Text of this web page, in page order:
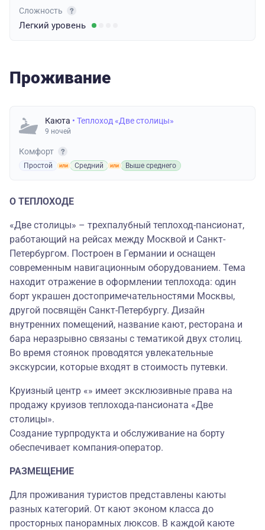
Сложность
Легкий уровень
Проживание
Каюта • Теплоход «Две столицы»
9 ночей
Комфорт
Простой Средний Выше среднего
О ТЕПЛОХОДЕ
«Две столицы» – трехпалубный теплоход-пансионат,
работающий на рейсах между Москвой и Санкт-
Петербургом. Построен в Германии и оснащен
современным навигационным оборудованием. Тема
находит отражение в оформлении теплохода: один
борт украшен достопримечательностями Москвы,
другой посвящён Санкт-Петербургу. Дизайн
внутренних помещений, название кают, ресторана и
бара неразрывно связаны с тематикой двух столиц.
Во время стоянок проводятся увлекательные
экскурсии, которые входят в стоимость путевки.
Круизный центр «» имеет эксклюзивные права на
продажу круизов теплохода-пансионата «Две
столицы».
Создание турпродукта и обслуживание на борту
обеспечивает компания-оператор.
РАЗМЕЩЕНИЕ
Для проживания туристов представлены каюты
разных категорий. От кают эконом класса до
просторных панорамных люксов. В каждой каюте